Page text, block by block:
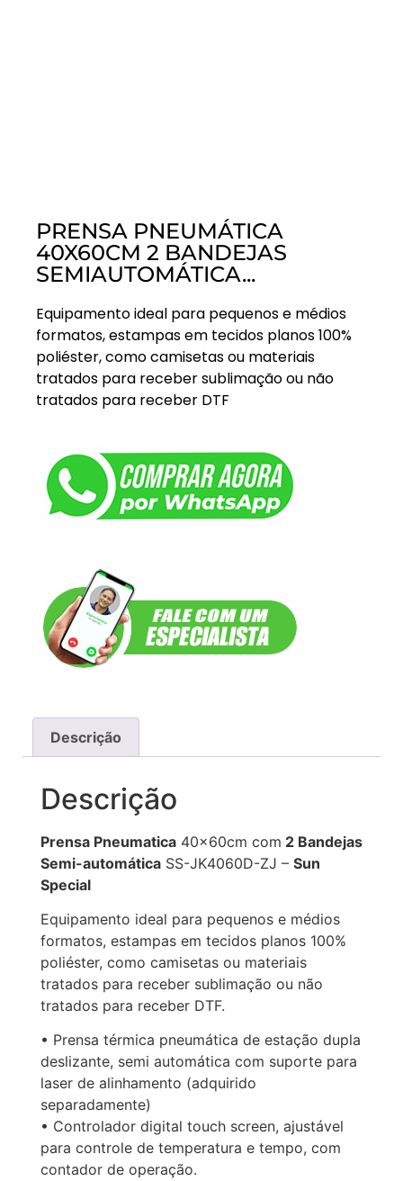
PRENSA PNEUMÁTICA
40X60CM 2 BANDEJAS
SEMIAUTOMÁTICA...
Equipamento ideal para pequenos e médios
formatos, estampas em tecidos planos 100%
poliéster, como camisetas ou materiais
tratados para receber sublimação ou não
tratados para receber DTF
Descrição
Descrição
Prensa Pneumatica 40x60cm com 2 Bandejas
Semi-automática SS-JK4060D-ZJ – Sun
Special
Equipamento ideal para pequenos e médios
formatos, estampas em tecidos planos 100%
poliéster, como camisetas ou materiais
tratados para receber sublimação ou não
tratados para receber DTF.
• Prensa térmica pneumática de estação dupla
deslizante, semi automática com suporte para
laser de alinhamento (adquirido
separadamente)
• Controlador digital touch screen, ajustável
para controle de temperatura e tempo, com
contador de operação.